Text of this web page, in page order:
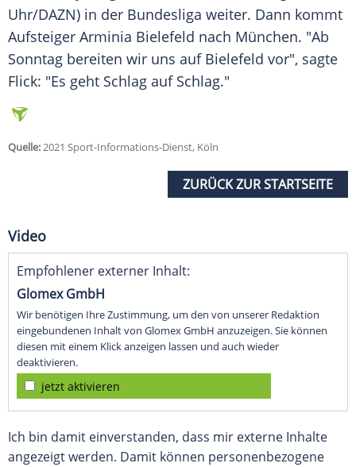
Uhr/DAZN) in der Bundesliga weiter. Dann kommt
Aufsteiger Arminia Bielefeld nach München. "Ab
Sonntag bereiten wir uns auf Bielefeld vor", sagte
Flick: "Es geht Schlag auf Schlag."
Quelle:2021 Sport-Informations-Dienst, Köln
ZURÜCK ZUR STARTSEITE
Video
Empfohlener externer Inhalt:
Glomex GmbH
Wir benötigen Ihre Zustimmung, um den von unserer Redaktion
eingebundenen Inhalt von Glomex GmbH anzuzeigen. Sie können
diesen mit einem Klick anzeigen lassen und auch wieder
deaktivieren.
jetzt aktivieren
Ich bin damit einverstanden, dass mir externe Inhalte
angezeigt werden. Damit können personenbezogene